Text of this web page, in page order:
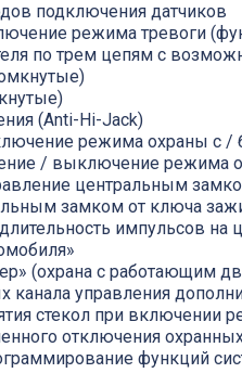
подключения датчиков
режима тревоги
по трем цепям с
(Anti-Hi-Jack)
режима охраны с /
/ выключение режима
центральным
замком от ключа
импульсов на
(охрана с работающим
канала управления
стекол при включении
отключения
функций